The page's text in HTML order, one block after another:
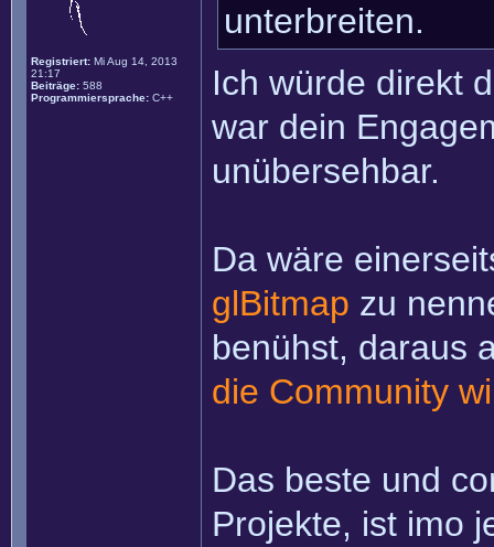
Registriert: Mi Aug 14, 2013
21:17
Beiträge: 588
Programmiersprache: C++
unterbreiten.
Ich würde direkt
war dein
unübersehbar.
Da wäre
glBitmap zu
benühst, daraus
die Community
Das beste und
Projekte, ist imo